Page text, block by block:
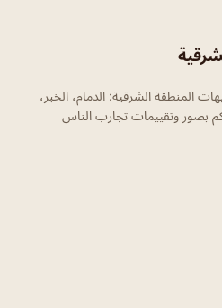
المنطقة الشرقية: الدمام، الخبر،
بصور وتقييمات تجارب الناس